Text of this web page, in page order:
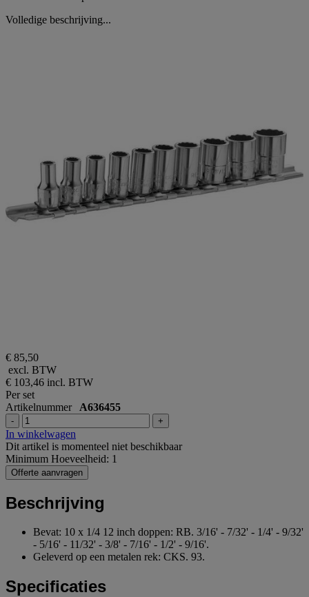
Volledige beschrijving...
€ 85,50
excl. BTW
€ 103,46 incl. BTW
Per set
Artikelnummer A636455
- +
In winkelwagen
Dit artikel is momenteel niet beschikbaar
Minimum Hoeveelheid: 1
Offerte aanvragen
Beschrijving
Bevat: 10 x 1/4 12 inch doppen: RB. 3/16' - 7/32' - 1/4' - 9/32'
- 5/16' - 11/32' - 3/8' - 7/16' - 1/2' - 9/16'.
Geleverd op een metalen rek: CKS. 93.
Specificaties